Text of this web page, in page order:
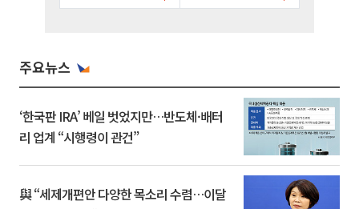
주요뉴스
‘한국판 IRA’ 베일 벗었지만…반도체·배터
리 업계 “시행령이 관건”
與 “세제개편안 다양한 목소리 수렴…이달